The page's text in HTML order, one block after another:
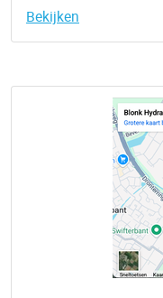
Bekijken